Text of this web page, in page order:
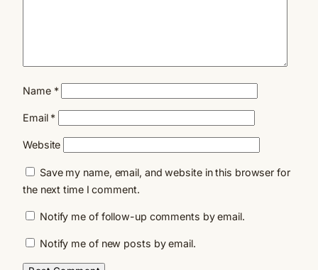
Name *
Email *
Website
Save my name, email, and website in this browser for
the next time I comment.
Notify me of follow-up comments by email.
Notify me of new posts by email.